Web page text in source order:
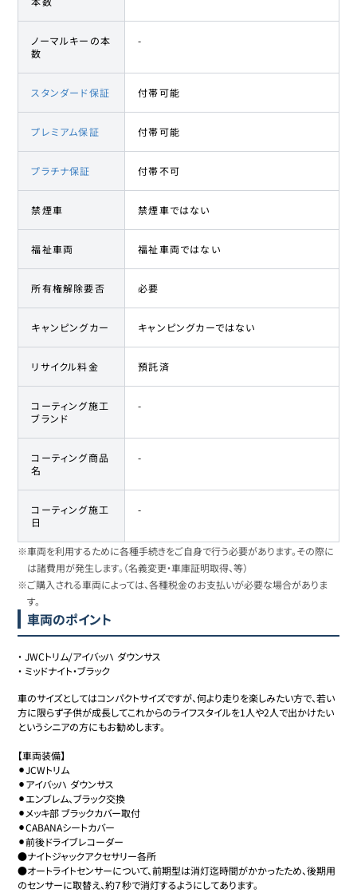
ノーマルキーの本
数
-
スタンダード保証 付帯可能
プレミアム保証 付帯可能
プラチナ保証 付帯不可
禁煙車 禁煙車ではない
福祉車両 福祉車両ではない
所有権解除要否 必要
キャンピングカー キャンピングカーではない
リサイクル料金 預託済
コーティング施工
ブランド
-
コーティング商品
名
-
コーティング施工
日
-
※車両を利用するために各種手続きをご自身で行う必要があります。その際に
は諸費用が発生します。（名義変更・車庫証明取得、等）
※ご購入される車両によっては、各種税金のお支払いが必要な場合がありま
す。
車両のポイント
・JWCトリム/アイバッハ ダウンサス
・ ミッドナイト・ブラック
車のサイズとしてはコンパクトサイズですが、何より走りを楽しみたい方で、若い
方に限らず子供が成長してこれからのライフスタイルを1人や2人で出かけたい
というシニアの方にもお勧めします。
【車両装備】
⚫︎JCWトリム
⚫︎アイバッハ ダウンサス
⚫︎エンブレム、ブラック交換
⚫︎メッキ部 ブラックカバー取付
⚫︎CABANAシートカバー
⚫︎前後ドライブレコーダー
●ナイトジャックアクセサリー各所
●オートライトセンサーについて、前期型は消灯迄時間がかかったため、後期用
のセンサーに取替え、約７秒で消灯するようにしてあります。